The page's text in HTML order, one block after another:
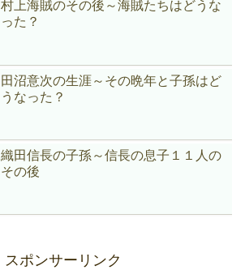
村上海賊のその後～海賊たちはどうな
った？
田沼意次の生涯～その晩年と子孫はど
うなった？
織田信長の子孫～信長の息子１１人の
その後
スポンサーリンク